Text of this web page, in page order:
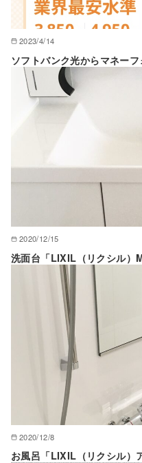
2023/4/14
ソフトバンク光からマネー
2020/12/15
洗面台「LIXIL（リクシル）
2020/12/8
お風呂「LIXIL（リクシル）